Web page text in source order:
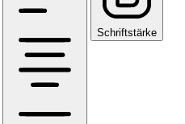
Schriftstärke